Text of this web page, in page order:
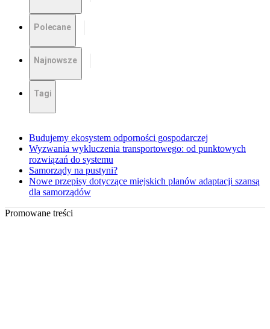
Polecane
Najnowsze
Tagi
Budujemy ekosystem odporności gospodarczej
Wyzwania wykluczenia transportowego: od punktowych
rozwiązań do systemu
Samorządy na pustyni?
Nowe przepisy dotyczące miejskich planów adaptacji szansą
dla samorządów
Promowane treści